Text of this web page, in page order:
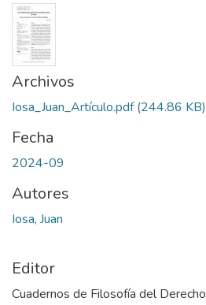
Archivos
Iosa_Juan_Artículo.pdf(244.86 KB)
Fecha
2024-09
Autores
Iosa, Juan
Editor
Cuadernos de Filosofía del Derecho